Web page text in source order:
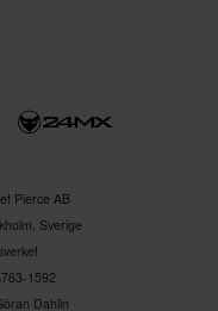
Pierce AB
Sverige
1592
Dahlin